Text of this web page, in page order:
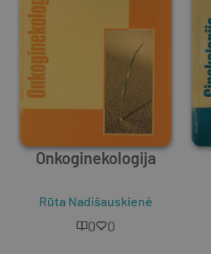
Onkoginekologija
Rūta Nadišauskienė
0 0